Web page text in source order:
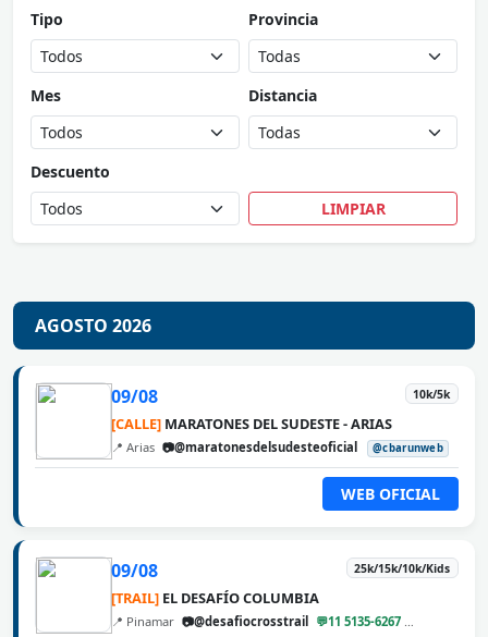
Tipo Provincia
Mes Distancia
Descuento
LIMPIAR
AGOSTO 2026
09/08 10k/5k
[CALLE] MARATONES DEL SUDESTE - ARIAS
📍 Arias 📷@maratonesdelsudesteoficial @cbarunweb
WEB OFICIAL
09/08 25k/15k/10k/Kids
[TRAIL] EL DESAFÍO COLUMBIA
📍 Pinamar 📷@desafiocrosstrail 💬11 5135-6267